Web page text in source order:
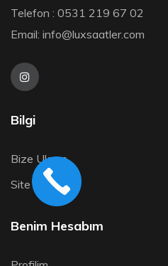
Telefon : 0531 219 67 02
Email: info@luxsaatler.com
Bilgi
Bize Ulaşın
Site Map
Benim Hesabım